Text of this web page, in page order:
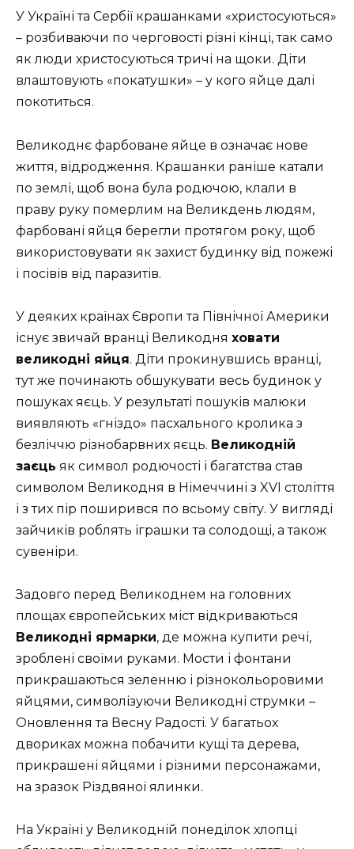
У Україні та Сербії крашанками «христосуються»
– розбиваючи по черговості різні кінці, так само
як люди христосуються тричі на щоки. Діти
влаштовують «покатушки» – у кого яйце далі
покотиться.
Великоднє фарбоване яйце в означає нове
життя, відродження. Крашанки раніше катали
по землі, щоб вона була родючою, клали в
праву руку померлим на Великдень людям,
фарбовані яйця берегли протягом року, щоб
використовувати як захист будинку від пожежі
і посівів від паразитів.
У деяких країнах Європи та Північної Америки
існує звичай вранці Великодня ховати
великодні яйця. Діти прокинувшись вранці,
тут же починають обшукувати весь будинок у
пошуках яєць. У результаті пошуків малюки
виявляють «гніздо» пасхального кролика з
безліччю різнобарвних яєць. Великодній
заєць як символ родючості і багатства став
символом Великодня в Німеччині з XVI століття
і з тих пір поширився по всьому світу. У вигляді
зайчиків роблять іграшки та солодощі, а також
сувеніри.
Задовго перед Великоднем на головних
площах європейських міст відкриваються
Великодні ярмарки, де можна купити речі,
зроблені своїми руками. Мости і фонтани
прикрашаються зеленню і різнокольоровими
яйцями, символізуючи Великодні струмки –
Оновлення та Весну Радості. У багатьох
двориках можна побачити кущі та дерева,
прикрашені яйцями і різними персонажами,
на зразок Різдвяної ялинки.
На Україні у Великодній понеділок хлопці